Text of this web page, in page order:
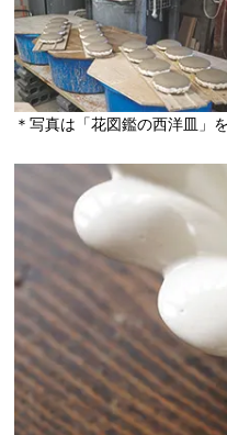
＊写真は「花図鑑の西洋皿」